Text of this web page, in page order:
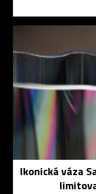
Ikonická váza